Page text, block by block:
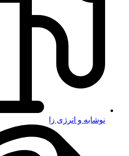
نوشابه و انرژی زا